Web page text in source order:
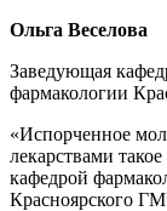
Ольга Веселова
Заведующая
фармакологии
«Испорченное
лекарствами
кафедрой
Красноярского